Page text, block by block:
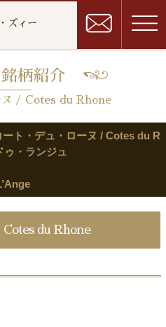
ズィー
柄紹介
ヌ / Cotes du Rhone
ート・デュ・ローヌ / Cotes du R
ゥ・ランジュ
du Rhone